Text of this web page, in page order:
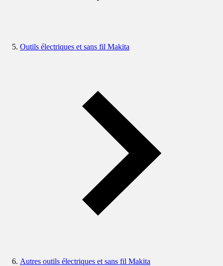
Outils électriques et sans fil Makita
Autres outils électriques et sans fil Makita